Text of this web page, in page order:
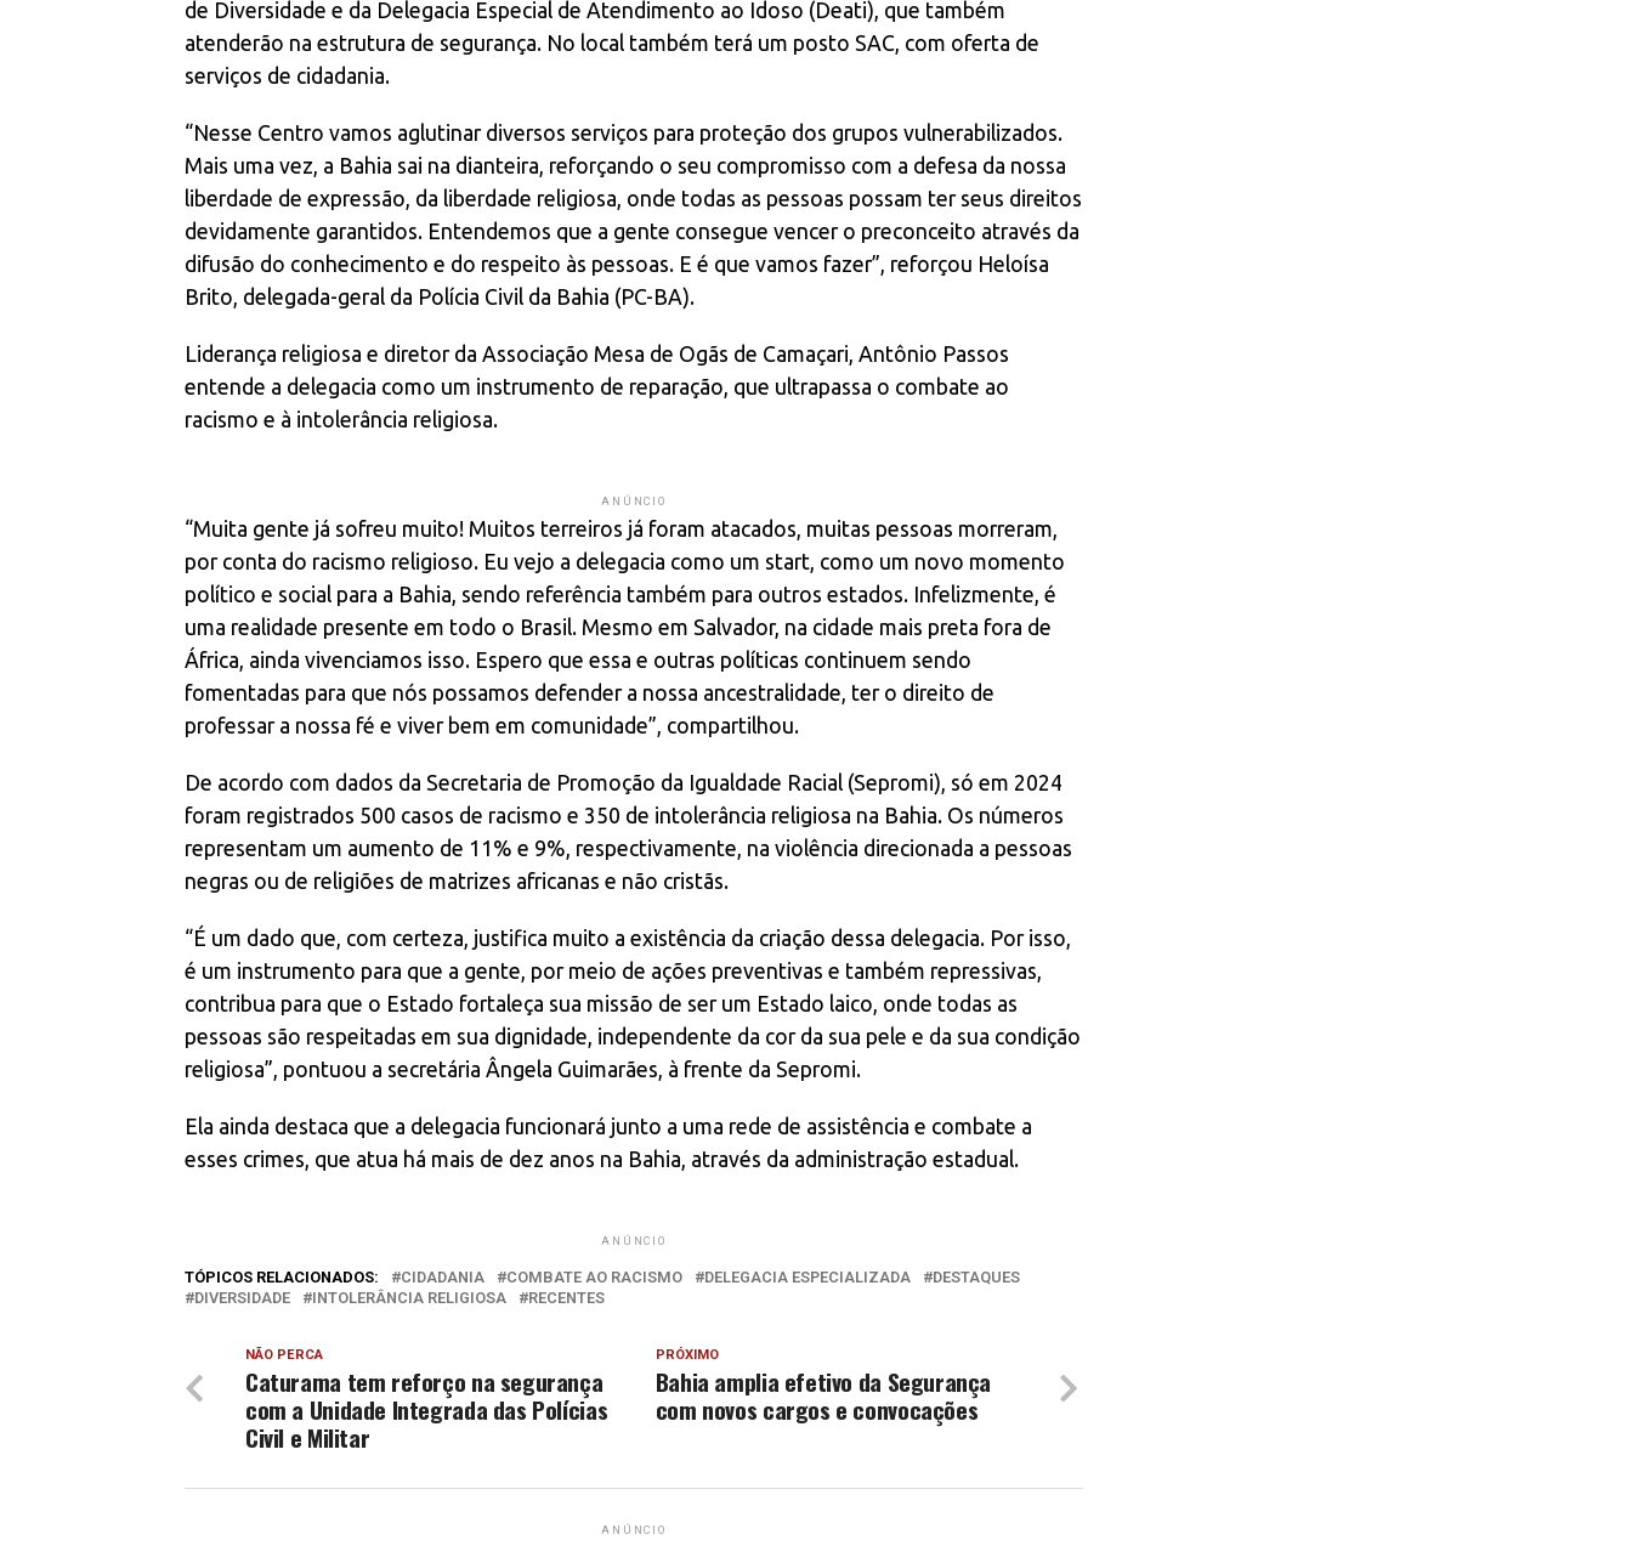
de Diversidade e da Delegacia Especial de Atendimento ao Idoso (Deati), que também
atenderão na estrutura de segurança. No local também terá um posto SAC, com oferta de
serviços de cidadania.
“Nesse Centro vamos aglutinar diversos serviços para proteção dos grupos vulnerabilizados.
Mais uma vez, a Bahia sai na dianteira, reforçando o seu compromisso com a defesa da nossa
liberdade de expressão, da liberdade religiosa, onde todas as pessoas possam ter seus direitos
devidamente garantidos. Entendemos que a gente consegue vencer o preconceito através da
difusão do conhecimento e do respeito às pessoas. E é que vamos fazer”, reforçou Heloísa
Brito, delegada-geral da Polícia Civil da Bahia (PC-BA).
Liderança religiosa e diretor da Associação Mesa de Ogãs de Camaçari, Antônio Passos
entende a delegacia como um instrumento de reparação, que ultrapassa o combate ao
racismo e à intolerância religiosa.
ANÚNCIO
“Muita gente já sofreu muito! Muitos terreiros já foram atacados, muitas pessoas morreram,
por conta do racismo religioso. Eu vejo a delegacia como um start, como um novo momento
político e social para a Bahia, sendo referência também para outros estados. Infelizmente, é
uma realidade presente em todo o Brasil. Mesmo em Salvador, na cidade mais preta fora de
África, ainda vivenciamos isso. Espero que essa e outras políticas continuem sendo
fomentadas para que nós possamos defender a nossa ancestralidade, ter o direito de
professar a nossa fé e viver bem em comunidade”, compartilhou.
De acordo com dados da Secretaria de Promoção da Igualdade Racial (Sepromi), só em 2024
foram registrados 500 casos de racismo e 350 de intolerância religiosa na Bahia. Os números
representam um aumento de 11% e 9%, respectivamente, na violência direcionada a pessoas
negras ou de religiões de matrizes africanas e não cristãs.
“É um dado que, com certeza, justifica muito a existência da criação dessa delegacia. Por isso,
é um instrumento para que a gente, por meio de ações preventivas e também repressivas,
contribua para que o Estado fortaleça sua missão de ser um Estado laico, onde todas as
pessoas são respeitadas em sua dignidade, independente da cor da sua pele e da sua condição
religiosa”, pontuou a secretária Ângela Guimarães, à frente da Sepromi.
Ela ainda destaca que a delegacia funcionará junto a uma rede de assistência e combate a
esses crimes, que atua há mais de dez anos na Bahia, através da administração estadual.
ANÚNCIO
TÓPICOS RELACIONADOS: CIDADANIA COMBATE AO RACISMO DELEGACIA ESPECIALIZADA
DESTAQUES
DIVERSIDADE
INTOLERÂNCIA RELIGIOSA RECENTES
PRÓXIMO
Bahia amplia efetivo da Segurança
com novos cargos e convocações
NÃO PERCA
Caturama tem reforço na segurança
com a Unidade Integrada das Polícias
Civil e Militar
ANÚNCIO